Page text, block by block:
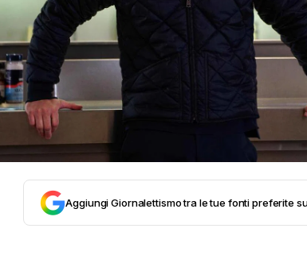
Aggiungi Giornalettismo tra le tue fonti preferite